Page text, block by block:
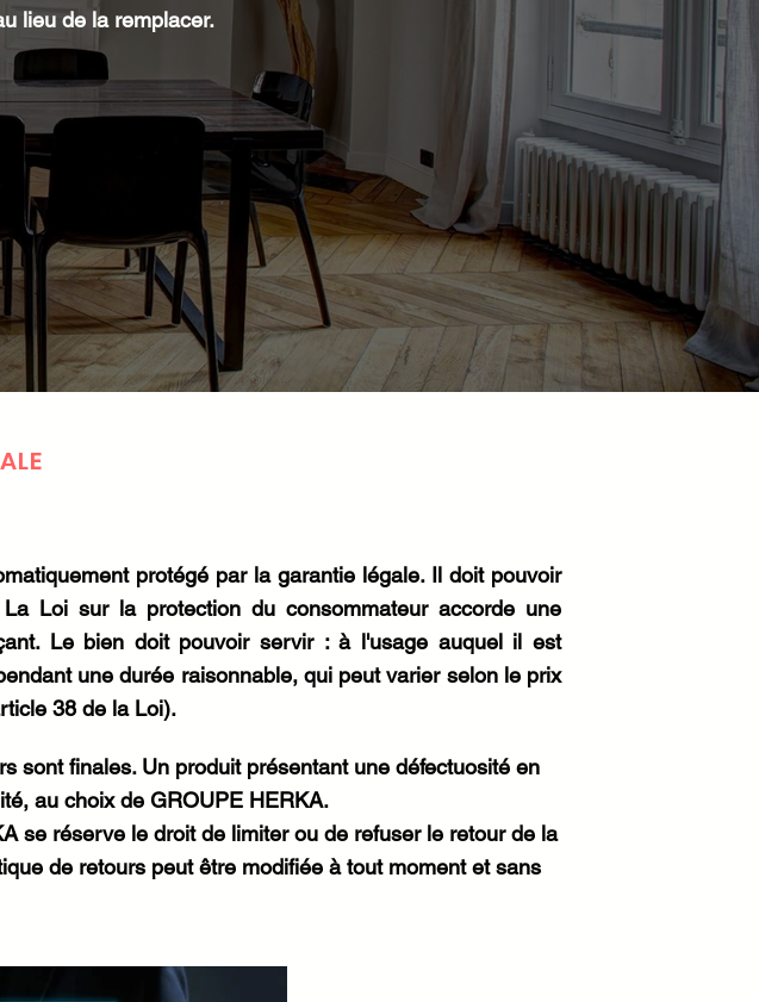
lieu de la remplacer.
protégé par la garantie légale. Il doit pouvoir
Loi sur la protection du consommateur accorde une
Le bien doit pouvoir servir : à l'usage auquel il est
une durée raisonnable, qui peut varier selon le prix
38 de la Loi).
sont finales. Un produit présentant une défectuosité en
au choix de GROUPE HERKA.
se réserve le droit de limiter ou de refuser le retour de la
de retours peut être modifiée à tout moment et sans